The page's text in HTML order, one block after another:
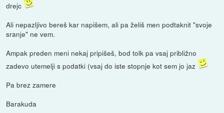
drejc
Ali nepazljivo bereš kar napišem, ali pa želiš men podtaknit "svoje
sranje" ne vem.
Ampak preden meni nekaj pripišeš, bod tolk pa vsaj približno
zadevo utemelji s podatki (vsaj do iste stopnje kot sem jo jaz
Pa brez zamere
Barakuda